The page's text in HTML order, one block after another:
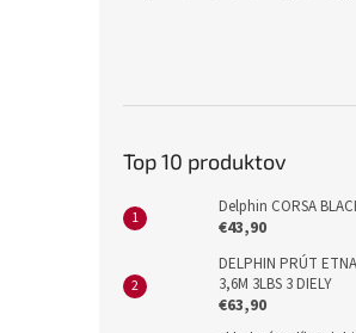
Top 10 produktov
Delphin CORSA
€43,90
DELPHIN PRÚT
3,6M 3LBS 3 DIELY
€63,90